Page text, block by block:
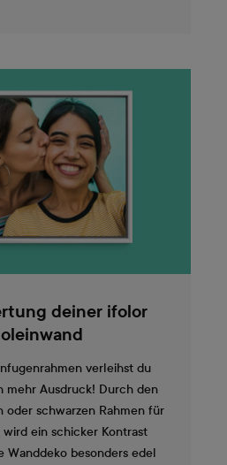
deiner ifolor
verleihst du
mehr Ausdruck! Durch den
oder schwarzen Rahmen für
ein schicker Kontrast
Wanddeko besonders edel